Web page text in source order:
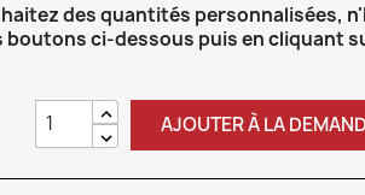
des quantités personnalisées,
ci-dessous puis en cliquant
AJOUTER À LA